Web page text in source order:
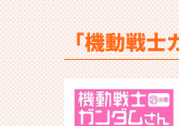
「機動戦